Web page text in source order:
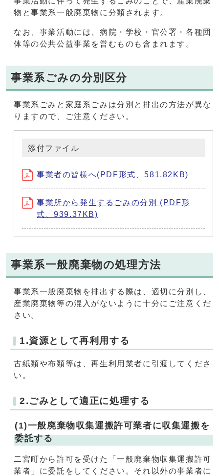
物と事業系一般廃棄物に分類されます。
なお、事業活動には、病院・学校・官公署・各種団
体等の公共公益事業を営むものも含まれます。
事業系ごみの分別区分
事業系ごみと家庭系ごみは分別と排出の方法が異な
りますので、ご注意ください。
添付ファイル
事業者の皆様へ(PDF形式、581.82KB)
事業所から発生するごみの分別 (PDF形
式、939.37KB)
事業系一般廃棄物の処理方法
事業系一般廃棄物を排出する際は、適切に分別し、
産業廃棄物等の混入がないように十分にご注意くだ
さい。
1.資源として再利用する
古紙類や布類等は、再生利用業者に引渡してくださ
い。
2.ごみとして適正に処理する
(1)一般廃棄物収集運搬許可業者に収集運搬を
委託する
二宮町から許可を受けた「一般廃棄物収集運搬許可
業者」に委託をしてください。それ以外の事業者に